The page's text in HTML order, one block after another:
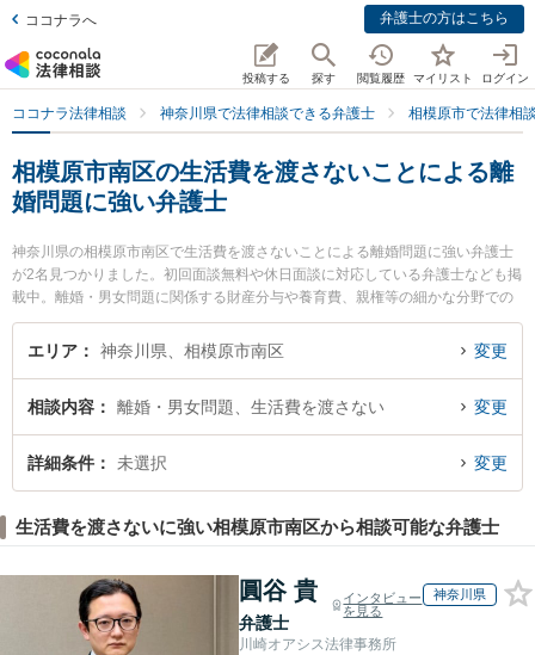
ココナラへ 弁護士の方はこちら
投稿する 探す 閲覧履歴 マイリスト ログイン
ココナラ法律相談 神奈川県で法律相談できる弁護士 相模原市で法律相
相模原市南区の生活費を渡さないことによる離
婚問題に強い弁護士
神奈川県の相模原市南区で生活費を渡さないことによる離婚問題に強い弁護士
が2名見つかりました。初回面談無料や休日面談に対応している弁護士なども掲
載中。離婚・男女問題に関係する財産分与や養育費、親権等の細かな分野での
絞り込み検索もでき便利です。特に細貝総合法律事務所の細貝 惟大弁護士や德
永・國方法律事務所の國方 実弁護士のプロフィール情報や弁護士費用、強みな
を渡さないことによる離婚問題のトラブル解決の実績豊富な近くの弁護士を検
索したい』『初回相談無料で生活費を渡さないことによる離婚問題を法律相談
できる相模原市南区内の弁護士に相談予約したい』などでお困りの相談者さん
エリア 神奈川県、相模原市南区 変更
相談内容 離婚・男女問題、生活費を渡さない 変更
詳細条件 未選択 変更
生活費を渡さないに強い相模原市南区から相談可能な弁護士
圓谷 貴
弁護士
インタビュー
を見る
神奈川県
川崎オアシス法律事務所